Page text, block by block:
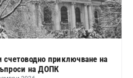
счетоводно приключване на
на ДОПК